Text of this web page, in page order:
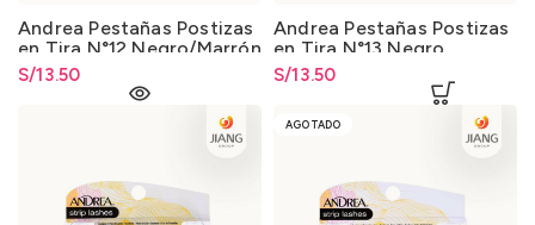
Andrea Pestañas Postizas
en Tira N°12 Negro/Marrón
S/13.50
Andrea Pestañas Postizas
en Tira N°13 Negro
S/13.50
AGOTADO